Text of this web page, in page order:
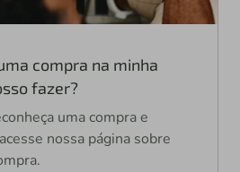
compra na minha
fazer?
uma compra e
nossa página sobre